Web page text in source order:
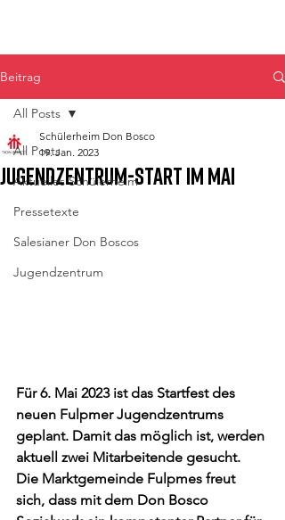
Beitrag
All Posts
Aktuelles Schülerheim
Pressetexte
Salesianer Don Boscos
Jugendzentrum
All Posts
Jugendzentrum-Start im Mai
Schülerheim Don Bosco
19. Jan. 2023
Für 6. Mai 2023 ist das Startfest des
neuen Fulpmer Jugendzentrums
geplant. Damit das möglich ist, werden
aktuell zwei Mitarbeitende gesucht.
Die Marktgemeinde Fulpmes freut
sich, dass mit dem Don Bosco